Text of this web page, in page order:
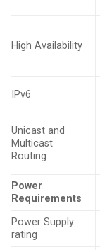
High Availability
IPv6
Unicast and
Multicast
Routing
Power
Requirements
Power Supply
rating